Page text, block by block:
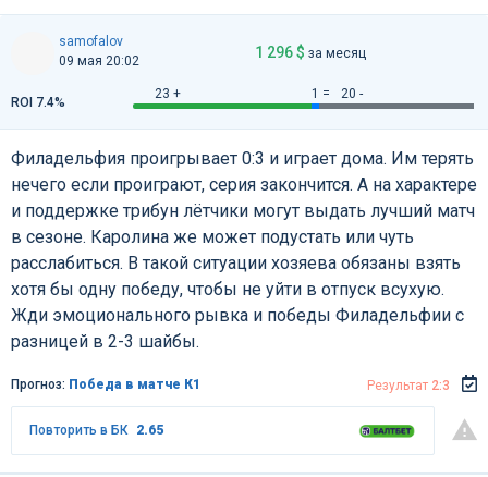
samofalov
09 мая 20:02
1 296 $ за месяц
23 + 1 = 20 -
ROI 7.4%
Филадельфия проигрывает 0:3 и играет дома. Им терять
нечего если проиграют, серия закончится. А на характере
и поддержке трибун лётчики могут выдать лучший матч
в сезоне. Каролина же может подустать или чуть
расслабиться. В такой ситуации хозяева обязаны взять
хотя бы одну победу, чтобы не уйти в отпуск всухую.
Жди эмоционального рывка и победы Филадельфии с
разницей в 2-3 шайбы.
Прогноз: Победа в матче К1 Результат 2:3
Повторить в БК 2.65